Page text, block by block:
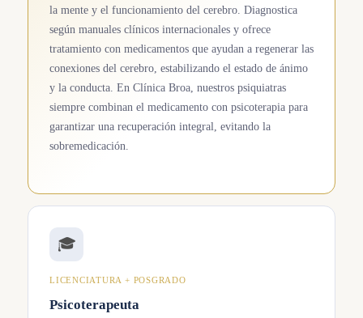
la mente y el funcionamiento del cerebro. Diagnostica
según manuales clínicos internacionales y ofrece
tratamiento con medicamentos que ayudan a regenerar las
conexiones del cerebro, estabilizando el estado de ánimo
y la conducta. En Clínica Broa, nuestros psiquiatras
siempre combinan el medicamento con psicoterapia para
garantizar una recuperación integral, evitando la
sobremedicación.
🎓
LICENCIATURA + POSGRADO
Psicoterapeuta